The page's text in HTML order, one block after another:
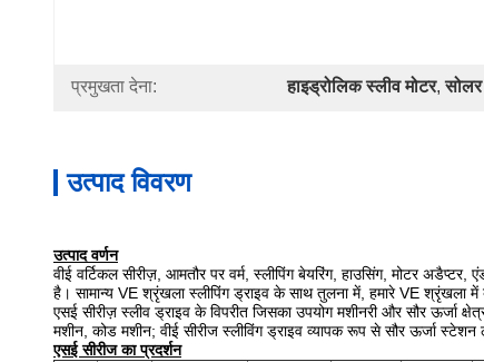
प्रमुखता देना: हाइड्रोलिक स्लीव मोटर,
उत्पाद विवरण
उत्पाद वर्णन
वीई वर्टिकल सीरीज़, आमतौर पर वर्म, स्लीपिंग बेयरिंग, हाउसिंग, मोटर
है। सामान्य VE श्रृंखला स्लीपिंग ड्राइव के साथ तुलना में, हमारे VE श्रृंखला
एसई सीरीज़ स्लीव ड्राइव के विपरीत जिसका उपयोग मशीनरी और सौर ऊर्जा
मशीन, कोड मशीन; वीई सीरीज स्लीविंग ड्राइव व्यापक रूप से सौर ऊर्जा स्टेशन
एसई सीरीज का प्रदर्शन